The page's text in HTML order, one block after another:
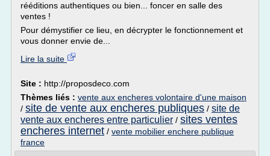
rééditions authentiques ou bien... foncer en salle des
ventes !
Pour démystifier ce lieu, en décrypter le fonctionnement et
vous donner envie de...
Lire la suite
Site : http://proposdeco.com
Thèmes liés : vente aux encheres volontaire d'une maison
/ site de vente aux encheres publiques / site de
vente aux encheres entre particulier / sites ventes
encheres internet / vente mobilier enchere publique
france